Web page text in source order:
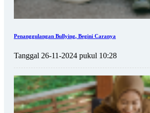
Penanggulangan Bullying, Begini Caranya
Tanggal 26-11-2024 pukul 10:28